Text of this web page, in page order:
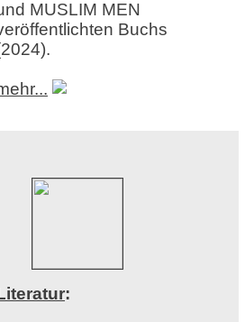
MUSLIM MEN
Buchs
: